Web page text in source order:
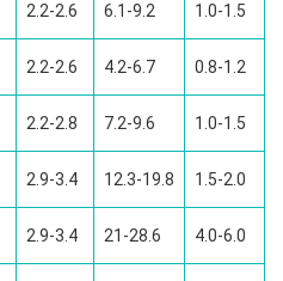
2.2-2.6 6.1-9.2 1.0-1.5
2.2-2.6 4.2-6.7 0.8-1.2
2.2-2.8 7.2-9.6 1.0-1.5
2.9-3.4 12.3-19.8 1.5-2.0
2.9-3.4 21-28.6 4.0-6.0